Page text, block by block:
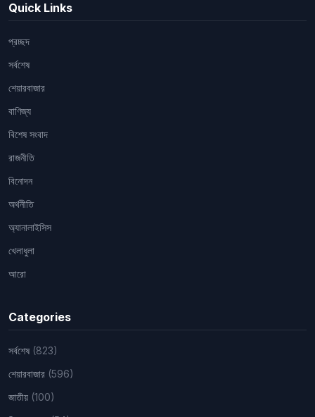
Quick Links
প্রচ্ছদ
সর্বশেষ
শেয়ারবাজার
বাণিজ্য
বিশেষ সংবাদ
রাজনীতি
বিনোদন
অর্থনীতি
অ্যানালাইসিস
খেলাধুলা
আরো
Categories
সর্বশেষ (823)
শেয়ারবাজার (596)
জাতীয় (100)